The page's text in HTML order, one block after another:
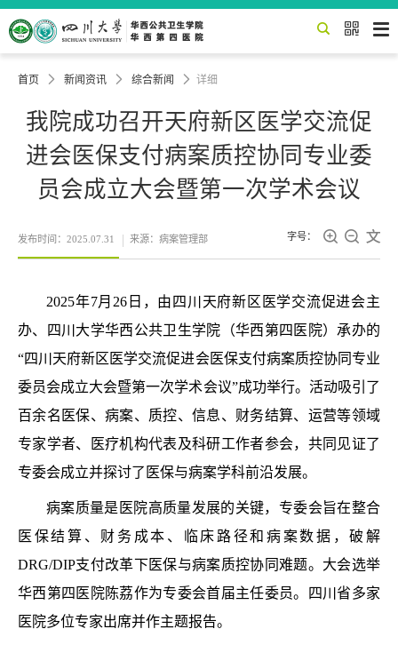
 
首页  新闻资讯  综合新闻  详细
我院成功召开天府新区医学交流促
进会医保支付病案质控协同专业委
员会成立大会暨第一次学术会议
发布时间：2025.07.31 来源：病案管理部 字号：   
2025年7月26日，由四川天府新区医学交流促进会主
办、四川大学华西公共卫生学院（华西第四医院）承办的
“四川天府新区医学交流促进会医保支付病案质控协同专业
委员会成立大会暨第一次学术会议”成功举行。活动吸引了
百余名医保、病案、质控、信息、财务结算、运营等领域
专家学者、医疗机构代表及科研工作者参会，共同见证了
专委会成立并探讨了医保与病案学科前沿发展。
病案质量是医院高质量发展的关键，专委会旨在整合
医保结算、财务成本、临床路径和病案数据，破解
DRG/DIP支付改革下医保与病案质控协同难题。大会选举
华西第四医院陈荔作为专委会首届主任委员。四川省多家
医院多位专家出席并作主题报告。